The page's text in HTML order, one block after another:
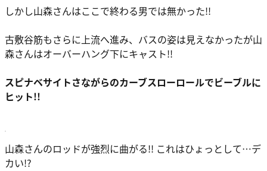
しかし山森さんはここで終わる男では無かった!!
古敷谷筋もさらに上流へ進み、バスの姿は見えなかったが山
森さんはオーバーハング下にキャスト!!
スピナベサイトさながらのカーブスローロールでビーブルに
ヒット!!
山森さんのロッドが強烈に曲がる!! これはひょっとして…デ
カい!?